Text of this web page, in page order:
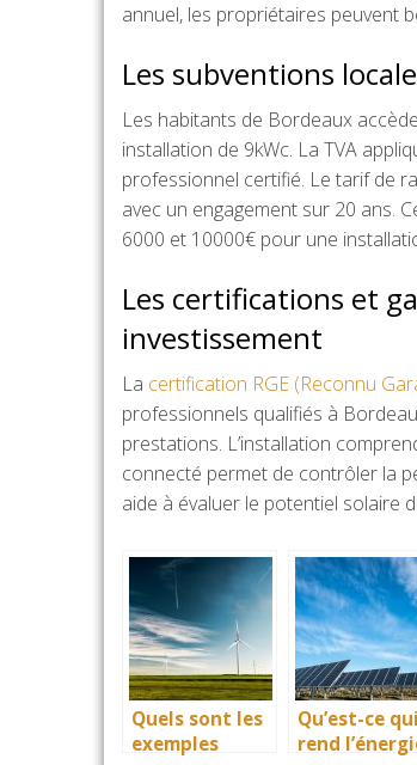
annuel, les propriétaires peuvent
Les subventions
Les habitants de Bordeaux
installation de 9kWc. La TVA
professionnel certifié. Le tarif de
avec un engagement sur 20 ans.
6000 et 10000€ pour une
Les certifications et
investissement
La certification RGE (Reconnu
professionnels qualifiés à
prestations. L’installation
connecté permet de contrôler la
aide à évaluer le potentiel solaire
Quels sont les
exemples
Qu’est-ce qui
rend